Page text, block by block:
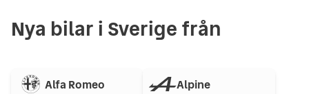
Nya bilar i Sverige från
Alfa Romeo Alpine